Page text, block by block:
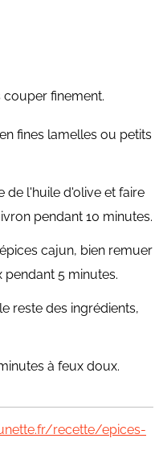
couper finement.
fines lamelles ou petits
de l'huile d'olive et faire
pendant 10 minutes.
cajun, bien remuer
5 minutes.
reste des ingrédients,
à feux doux.
recette/epices-